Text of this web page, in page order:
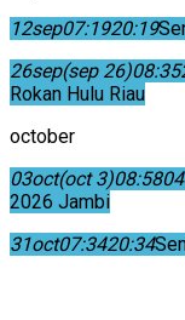
12sep07:1920:19
26sep(sep 26)08:35
Rokan Hulu Riau
october
03oct(oct 3)08:5804
2026 Jambi
31oct07:3420:34